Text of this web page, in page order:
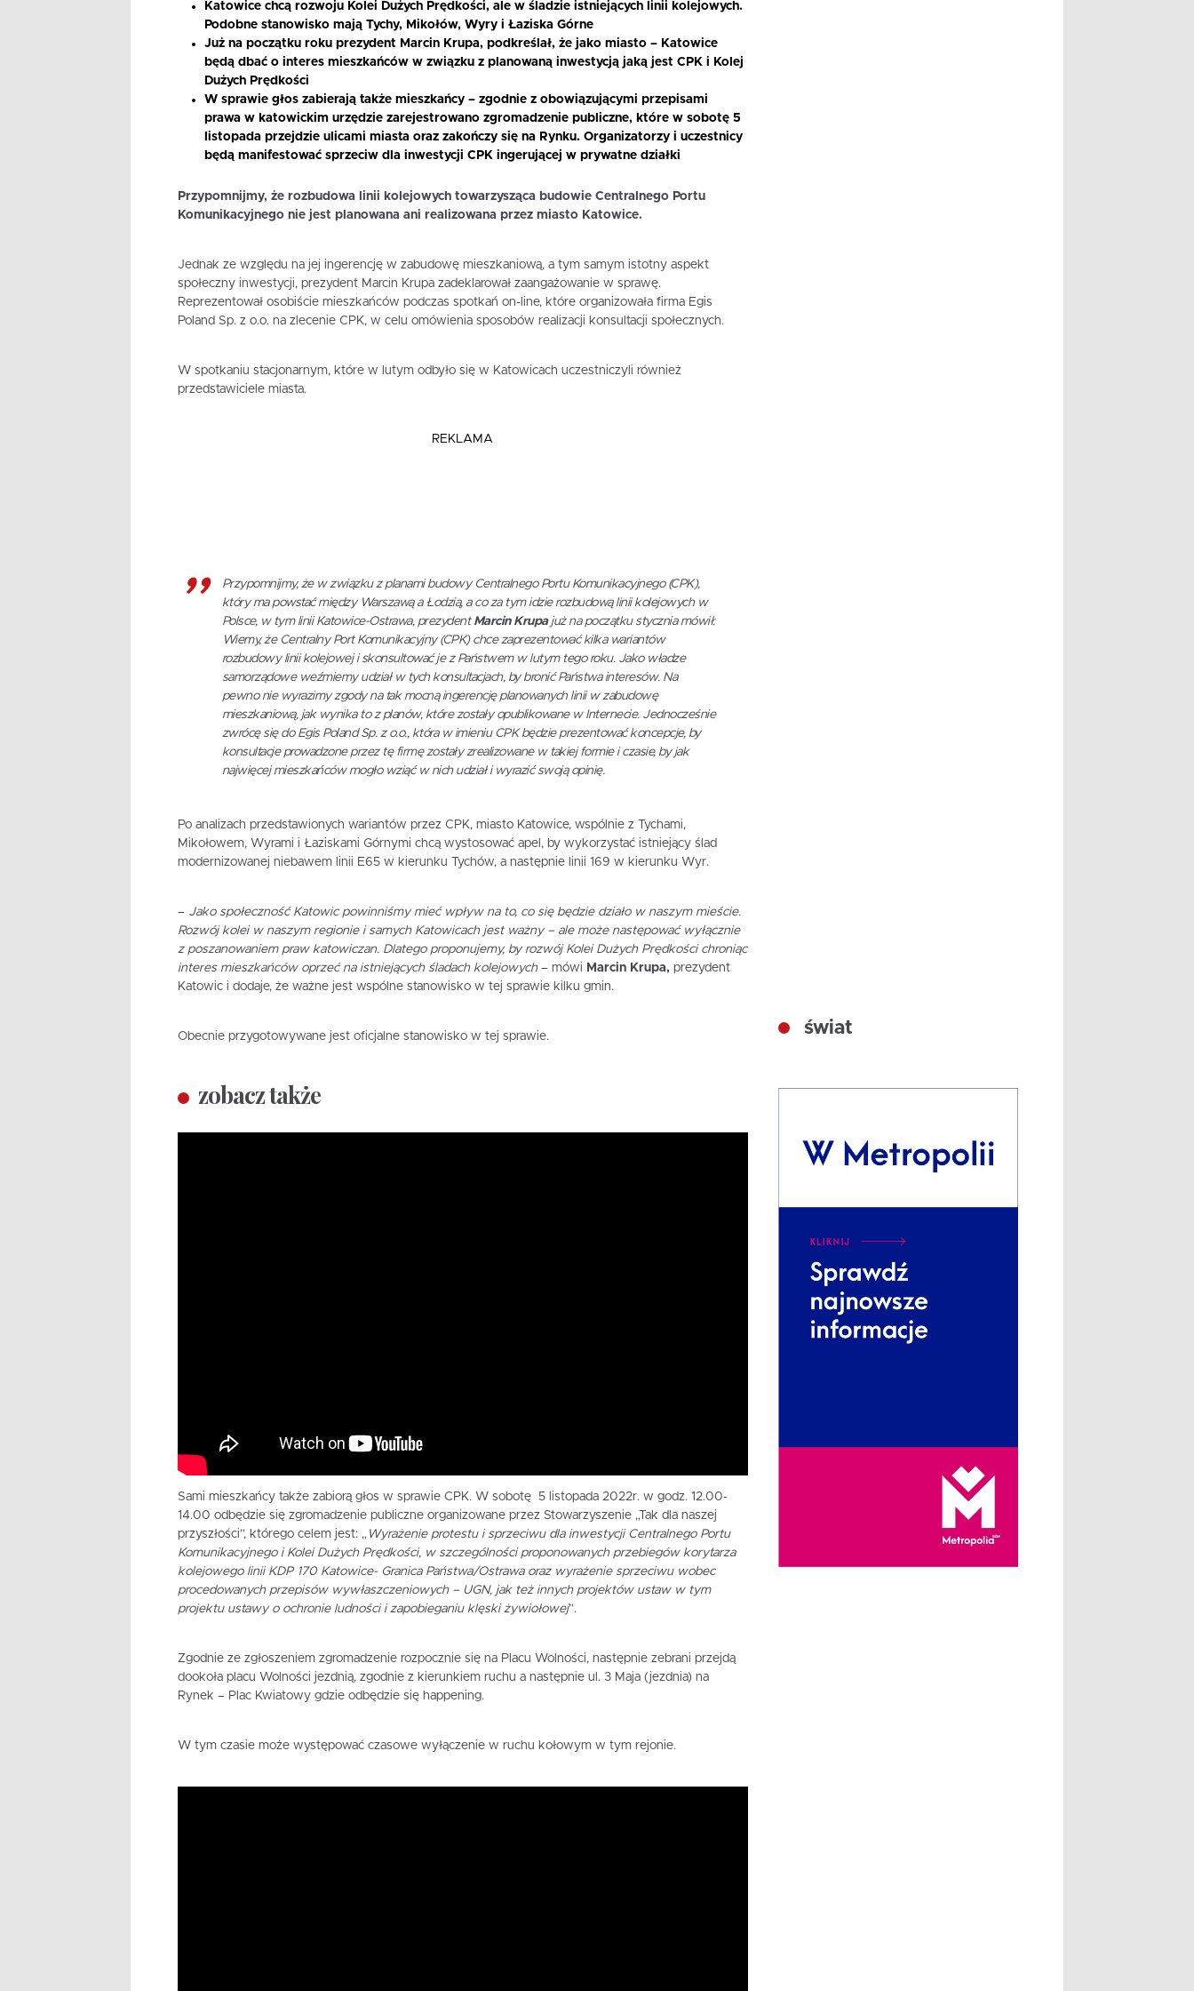
Katowice chcą rozwoju Kolei Dużych Prędkości, ale w śladzie istniejących linii kolejowych.
Podobne stanowisko mają Tychy, Mikołów, Wyry i Łaziska Górne
Już na początku roku prezydent Marcin Krupa, podkreślał, że jako miasto – Katowice
będą dbać o interes mieszkańców w związku z planowaną inwestycją jaką jest CPK i Kolej
Dużych Prędkości
W sprawie głos zabierają także mieszkańcy – zgodnie z obowiązującymi przepisami
prawa w katowickim urzędzie zarejestrowano zgromadzenie publiczne, które w sobotę 5
listopada przejdzie ulicami miasta oraz zakończy się na Rynku. Organizatorzy i uczestnicy
będą manifestować sprzeciw dla inwestycji CPK ingerującej w prywatne działki
Przypomnijmy, że rozbudowa linii kolejowych towarzysząca budowie Centralnego Portu
Komunikacyjnego nie jest planowana ani realizowana przez miasto Katowice.
Jednak ze względu na jej ingerencję w zabudowę mieszkaniową, a tym samym istotny aspekt
społeczny inwestycji, prezydent Marcin Krupa zadeklarował zaangażowanie w sprawę.
Reprezentował osobiście mieszkańców podczas spotkań on-line, które organizowała firma Egis
Poland Sp. z o.o. na zlecenie CPK, w celu omówienia sposobów realizacji konsultacji społecznych.
W spotkaniu stacjonarnym, które w lutym odbyło się w Katowicach uczestniczyli również
przedstawiciele miasta.
REKLAMA
Przypomnijmy, że w związku z planami budowy Centralnego Portu Komunikacyjnego (CPK),
który ma powstać między Warszawą a Łodzią, a co za tym idzie rozbudową linii kolejowych w
Polsce, w tym linii Katowice-Ostrawa, prezydent Marcin Krupa już na początku stycznia mówił:
Wiemy, że Centralny Port Komunikacyjny (CPK) chce zaprezentować kilka wariantów
rozbudowy linii kolejowej i skonsultować je z Państwem w lutym tego roku. Jako władze
samorządowe weźmiemy udział w tych konsultacjach, by bronić Państwa interesów. Na
pewno nie wyrazimy zgody na tak mocną ingerencję planowanych linii w zabudowę
mieszkaniową, jak wynika to z planów, które zostały opublikowane w Internecie. Jednocześnie
zwrócę się do Egis Poland Sp. z o.o., która w imieniu CPK będzie prezentować koncepcje, by
konsultacje prowadzone przez tę firmę zostały zrealizowane w takiej formie i czasie, by jak
najwięcej mieszkańców mogło wziąć w nich udział i wyrazić swoją opinię.
Po analizach przedstawionych wariantów przez CPK, miasto Katowice, wspólnie z Tychami,
Mikołowem, Wyrami i Łaziskami Górnymi chcą wystosować apel, by wykorzystać istniejący ślad
modernizowanej niebawem linii E65 w kierunku Tychów, a następnie linii 169 w kierunku Wyr.
– Jako społeczność Katowic powinniśmy mieć wpływ na to, co się będzie działo w naszym mieście.
Rozwój kolei w naszym regionie i samych Katowicach jest ważny – ale może następować wyłącznie
z poszanowaniem praw katowiczan. Dlatego proponujemy, by rozwój Kolei Dużych Prędkości chroniąc
interes mieszkańców oprzeć na istniejących śladach kolejowych – mówi Marcin Krupa, prezydent
Katowic i dodaje, że ważne jest wspólne stanowisko w tej sprawie kilku gmin.
Obecnie przygotowywane jest oficjalne stanowisko w tej sprawie.
zobacz także
Sami mieszkańcy także zabiorą głos w sprawie CPK. W sobotę 5 listopada 2022r. w godz. 12.00-
14.00 odbędzie się zgromadzenie publiczne organizowane przez Stowarzyszenie „Tak dla naszej
przyszłości”, którego celem jest: „Wyrażenie protestu i sprzeciwu dla inwestycji Centralnego Portu
Komunikacyjnego i Kolei Dużych Prędkości, w szczególności proponowanych przebiegów korytarza
kolejowego linii KDP 170 Katowice- Granica Państwa/Ostrawa oraz wyrażenie sprzeciwu wobec
procedowanych przepisów wywłaszczeniowych – UGN, jak też innych projektów ustaw w tym
projektu ustawy o ochronie ludności i zapobieganiu klęski żywiołowej”.
Zgodnie ze zgłoszeniem zgromadzenie rozpocznie się na Placu Wolności, następnie zebrani przejdą
dookoła placu Wolności jezdnią, zgodnie z kierunkiem ruchu a następnie ul. 3 Maja (jezdnia) na
Rynek – Plac Kwiatowy gdzie odbędzie się happening.
W tym czasie może występować czasowe wyłączenie w ruchu kołowym w tym rejonie.
świat